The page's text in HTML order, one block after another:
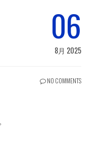
06
8月 2025
NO COMMENTS